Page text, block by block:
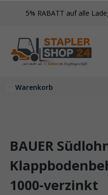
springen
5% RABATT auf alle
Warenkorb
BAUER
1000-verzinkt